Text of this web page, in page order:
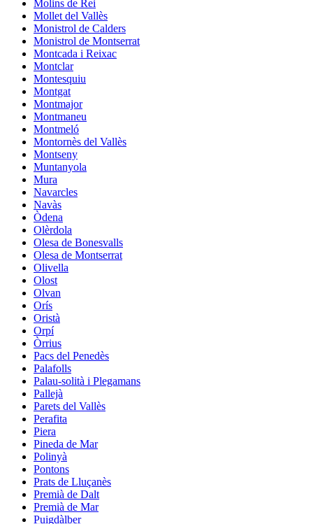
Molins de Rei
Mollet del Vallès
Monistrol de Calders
Monistrol de Montserrat
Montcada i Reixac
Montclar
Montesquiu
Montgat
Montmajor
Montmaneu
Montmeló
Montornès del Vallès
Montseny
Muntanyola
Mura
Navarcles
Navàs
Òdena
Olèrdola
Olesa de Bonesvalls
Olesa de Montserrat
Olivella
Olost
Olvan
Orís
Oristà
Orpí
Òrrius
Pacs del Penedès
Palafolls
Palau-solità i Plegamans
Pallejà
Parets del Vallès
Perafita
Piera
Pineda de Mar
Polinyà
Pontons
Prats de Lluçanès
Premià de Dalt
Premià de Mar
Puigdàlber